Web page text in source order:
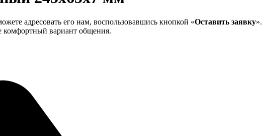
адресовать его нам, воспользовавшись кнопкой «Оставить заявку».
комфортный вариант общения.